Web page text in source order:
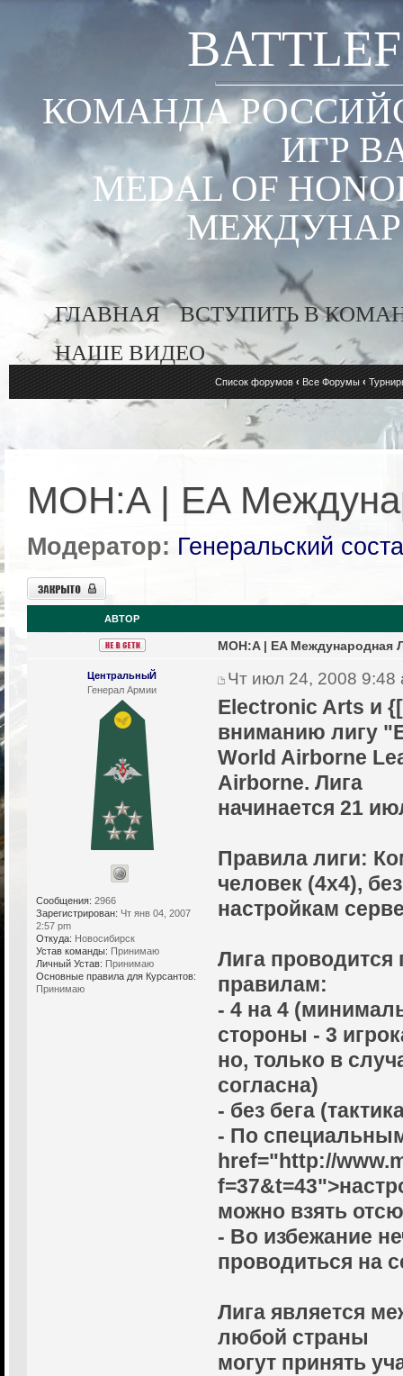
КОМАНДА
ИГР
MEDAL OF
ГЛАВНАЯ
ВСТУПИТЬ В
НАШЕ ВИДЕО
Список форумов ‹ Все Форумы ‹
MOH:A | EA
Модератор: Генеральский
Закрыто
АВТОР
ЦентральныЙ
Генерал Армии
Сообщения: 2966
Зарегистрирован: Чт янв 04, 2007
2:57 pm
Откуда: Новосибирск
Устав команды: Принимаю
Личный Устав: Принимаю
Основные правила для Курсантов:
Принимаю
MOH:A | EA Международная
Чт июл 24, 2008 9:48
Electronic Arts и
вниманию лигу
World Airborne
Airborne. Лига
начинается 21
Правила лиги:
человек (4х4),
настройкам
Лига
правилам:
- 4 на 4
стороны - 3
но, только в
согласна)
- без бега
- По
href="http://
можно взять
- Во избежание
проводиться на
Лига является
любой страны
могут принять